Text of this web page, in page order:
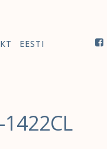
EESTI